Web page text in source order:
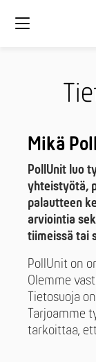
Mikä
PollUnit luo
yhteistyötä,
palautteen
arviointia
tiimeissä tai
PollUnit on
Olemme
Tietosuoja
Tarjoamme
tarkoittaa,